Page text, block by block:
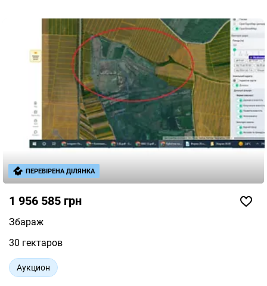
1 956 585 грн
Збараж
30 гектаров
Аукцион
ПЕРЕВІРЕНА ДІЛЯНКА